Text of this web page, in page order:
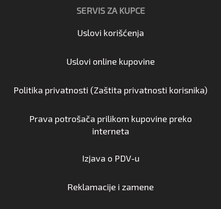
SERVIS ZA KUPCE
Uslovi korišćenja
Uslovi online kupovine
Politika privatnosti (Zaštita privatnosti korisnika)
Prava potrošača prilikom kupovine preko
interneta
Izjava o PDV-u
Reklamacije i zamene